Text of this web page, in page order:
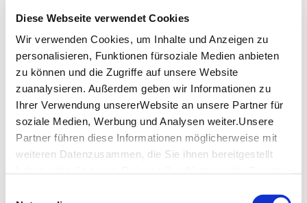
Diese Webseite verwendet Cookies
Wir verwenden Cookies, um Inhalte und Anzeigen zu
personalisieren, Funktionen fürsoziale Medien anbieten
zu können und die Zugriffe auf unsere Website
zuanalysieren. Außerdem geben wir Informationen zu
Ihrer Verwendung unsererWebsite an unsere Partner für
soziale Medien, Werbung und Analysen weiter.Unsere
Partner führen diese Informationen möglicherweise mit
weiteren Datenzusammen, die Sie ihnen bereitgestellt
most relaxed shopping experience possible!
Location & Contact
Korbmayer
Schulstr. 2
70173 Stuttgart
Phone:0711/22 98 10
Website:
Plan your trip